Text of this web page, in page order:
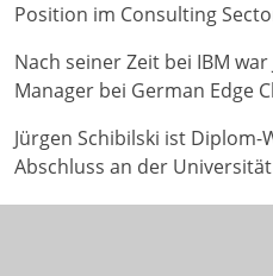
Position im Consulting
Nach seiner Zeit bei IBM
Manager bei German Edge
Jürgen Schibilski ist
Abschluss an der